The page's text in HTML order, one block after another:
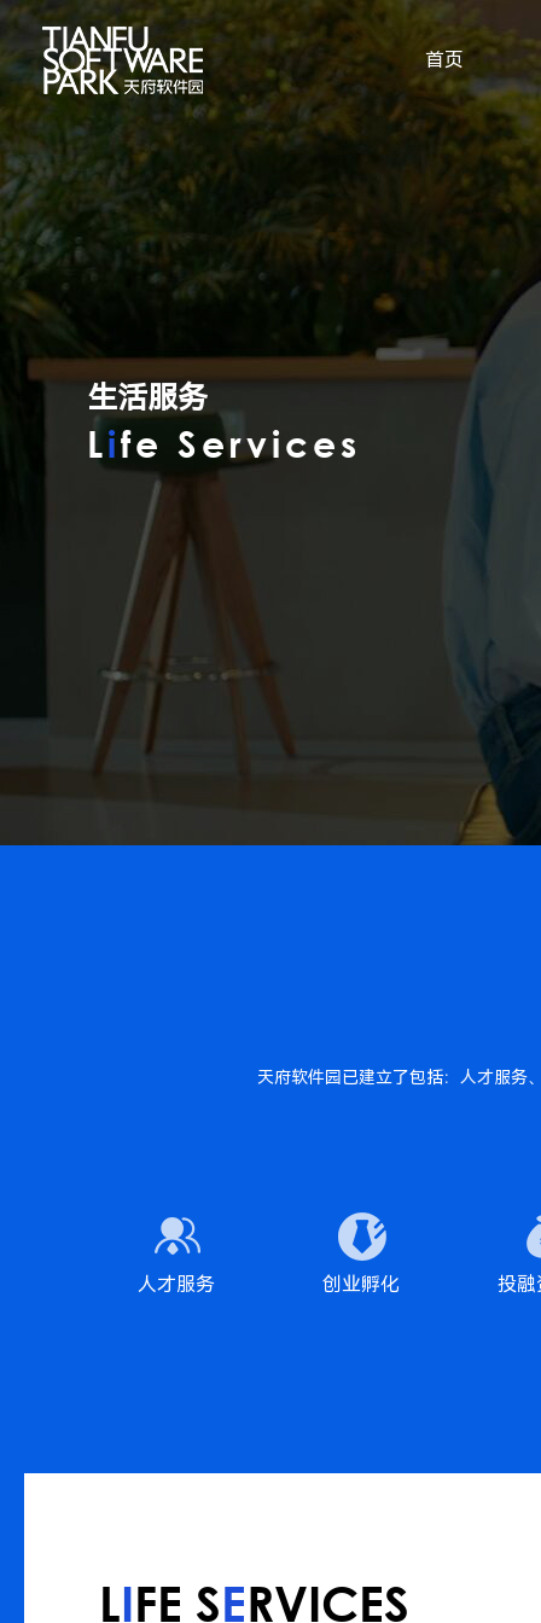
首页
生活服务
Life Services
天府软件园已建立了包括：人才服务
人才服务 创业孵化 投融
LIFE SERVICES